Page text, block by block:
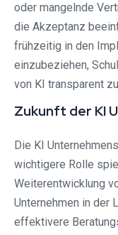
oder mangelnde
die Akzeptanz
frühzeitig in den
einzubeziehen,
von KI transparent
Zukunft der KI
Die KI
wichtigere Rolle
Weiterentwicklung
Unternehmen in der
effektivere